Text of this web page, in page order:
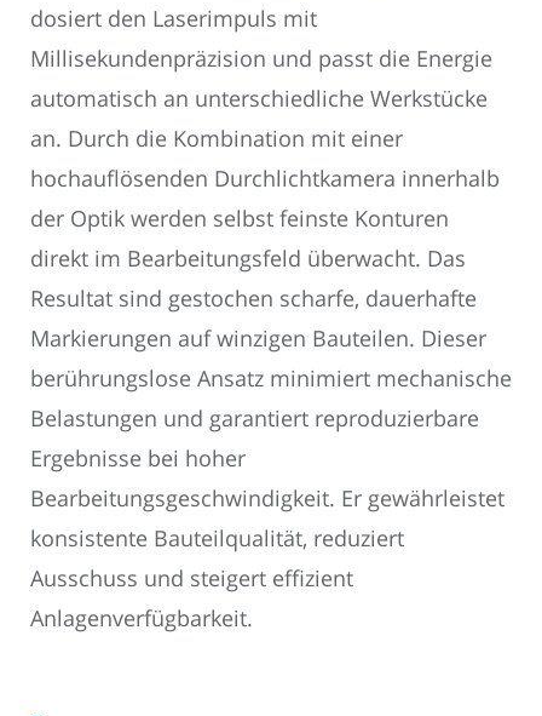
dosiert den Laserimpuls mit
Millisekundenpräzision und passt die Energie
automatisch an unterschiedliche Werkstücke
an. Durch die Kombination mit einer
hochauflösenden Durchlichtkamera innerhalb
der Optik werden selbst feinste Konturen
direkt im Bearbeitungsfeld überwacht. Das
Resultat sind gestochen scharfe, dauerhafte
Markierungen auf winzigen Bauteilen. Dieser
berührungslose Ansatz minimiert mechanische
Belastungen und garantiert reproduzierbare
Ergebnisse bei hoher
Bearbeitungsgeschwindigkeit. Er gewährleistet
konsistente Bauteilqualität, reduziert
Ausschuss und steigert effizient
Anlagenverfügbarkeit.